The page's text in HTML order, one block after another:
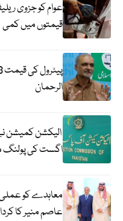
عوام کو جزوی
قیمتوں میں کمی
الرحمان
اگست کی پولنگ
معاہدے کو
عاصم منیر کا